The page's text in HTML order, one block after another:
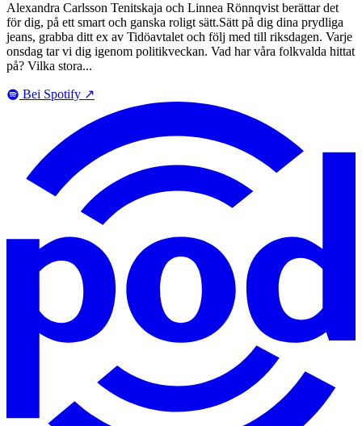
Alexandra Carlsson Tenitskaja och Linnea Rönnqvist berättar det
för dig, på ett smart och ganska roligt sätt.Sätt på dig dina prydliga
jeans, grabba ditt ex av Tidöavtalet och följ med till riksdagen. Varje
onsdag tar vi dig igenom politikveckan. Vad har våra folkvalda hittat
på? Vilka stora...
Bei Spotify ↗